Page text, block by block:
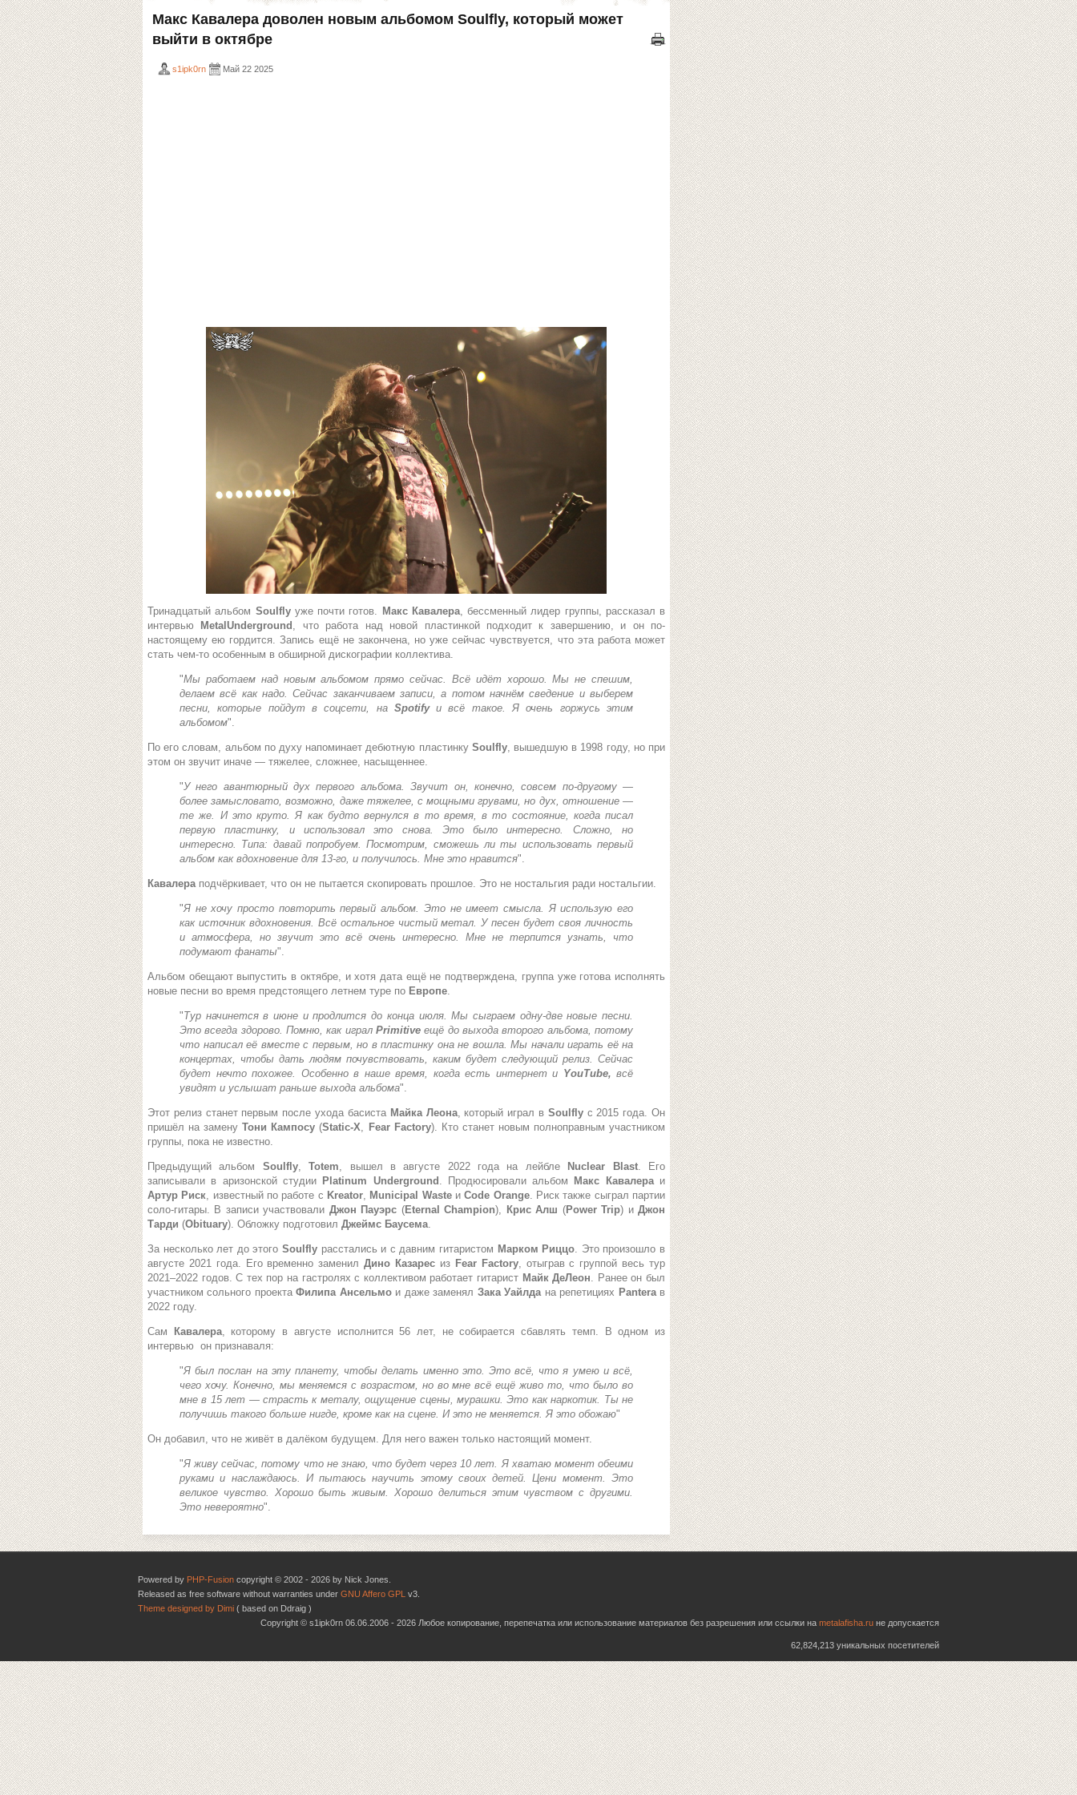
Макс Кавалера доволен новым альбомом Soulfly, который может
выйти в октябре
s1ipk0rn Май 22 2025
Тринадцатый альбом Soulfly уже почти готов. Макс Кавалера, бессменный лидер группы, рассказал в
интервью
MetalUnderground , что работа над новой пластинкой подходит к завершению, и он по-
настоящему ею гордится. Запись ещё не закончена, но уже сейчас чувствуется, что эта работа может
стать чем-то особенным в обширной дискографии коллектива.
"Мы работаем над новым альбомом прямо сейчас. Всё идёт хорошо. Мы не спешим,
делаем всё как надо. Сейчас заканчиваем записи, а потом начнём сведение и выберем
песни, которые пойдут в соцсети, на Spotifyи всё такое. Я очень горжусь этим
альбомом".
По его словам, альбом по духу напоминает дебютную пластинку Soulfly, вышедшую в 1998 году, но при
этом он звучит иначе — тяжелее, сложнее, насыщеннее.
"У него авантюрный дух первого альбома. Звучит он, конечно, совсем по-другому —
более замысловато, возможно, даже тяжелее, с мощными грувами, но дух, отношение —
те же. И это круто. Я как будто вернулся в то время, в то состояние, когда писал
первую пластинку, и использовал это снова. Это было интересно. Сложно, но
интересно. Типа: давай попробуем. Посмотрим, сможешь ли ты использовать первый
альбом как вдохновение для 13-го, и получилось. Мне это нравится".
Кавалераподчёркивает, что он не пытается скопировать прошлое. Это не ностальгия ради ностальгии.
"Я не хочу просто повторить первый альбом. Это не имеет смысла. Я использую его
как источник вдохновения. Всё остальное чистый метал. У песен будет своя личность
и атмосфера, но звучит это всё очень интересно. Мне не терпится узнать, что
подумают фанаты".
Альбом обещают выпустить в октябре, и хотя дата ещё не подтверждена, группа уже готова исполнять
новые песни во время предстоящего летнем туре по Европе.
"Тур начинется в июне и продлится до конца июля. Мы сыграем одну-две новые песни.
Это всегда здорово. Помню, как играл Primitiveещё до выхода второго альбома, потому
что написал её вместе с первым, но в пластинку она не вошла. Мы начали играть её на
концертах, чтобы дать людям почувствовать, каким будет следующий релиз. Сейчас
будет нечто похожее. Особенно в наше время, когда есть интернет и YouTube, всё
увидят и услышат раньше выхода альбома".
Этот релиз станет первым после ухода басиста Майка Леона, который играл в Soulfly с 2015 года. Он
пришёл на заменуТони Кампосу (Static-X, Fear Factory). Кто станет новым полноправным участником
группы, пока не известно.
Предыдущий альбом Soulfly,Totem, вышел в августе 2022 года на лейбле Nuclear Blast. Его
записывали в аризонской студии Platinum Underground . Продюсировали альбом Макс Кавалера и
Артур Риск, известный по работе с Kreator, Municipal Waste иCode Orange. Риск также сыграл партии
соло-гитары. В записи участвовали Джон Пауэрс (Eternal Champion), Крис Алш (Power Trip) иДжон
Тарди (Obituary). Обложку подготовил Джеймс Баусема.
За несколько лет до этого Soulfly расстались и с давним гитаристом Марком Риццо. Это произошло в
августе 2021 года. Его временно заменилДино Казарес из Fear Factory, отыграв с группой весь тур
2021–2022 годов. С тех пор на гастролях с коллективом работает гитарист Майк ДеЛеон. Ранее он был
участником сольного проектаФилипа Ансельмо и даже заменял Зака Уайлда на репетициях Panteraв
2022 году.
Сам Кавалера, которому в августе исполнится 56 лет, не собирается сбавлять темп. В одном из
интервью он признаваля:
"Я был послан на эту планету, чтобы делать именно это. Это всё, что я умею и всё,
чего хочу. Конечно, мы меняемся с возрастом, но во мне всё ещё живо то, что было во
мне в 15 лет — страсть к металу, ощущение сцены, мурашки. Это как наркотик. Ты не
получишь такого больше нигде, кроме как на сцене. И это не меняется. Я это обожаю"
Он добавил, что не живёт в далёком будущем. Для него важен только настоящий момент.
"Я живу сейчас, потому что не знаю, что будет через 10 лет. Я хватаю момент обеими
руками и наслаждаюсь. И пытаюсь научить этому своих детей. Цени момент. Это
великое чувство. Хорошо быть живым. Хорошо делиться этим чувством с другими.
Это невероятно".
Powered by PHP-Fusion copyright © 2002 - 2026 by Nick Jones.
Released as free software without warranties under GNU Affero GPL v3.
Theme designed by Dimi ( based on Ddraig )
Copyright © s1ipk0rn 06.06.2006 - 2026 Любое копирование, перепечатка или использование материалов без разрешения или ссылки на metalafisha.ru не допускается
62,824,213 уникальных посетителей